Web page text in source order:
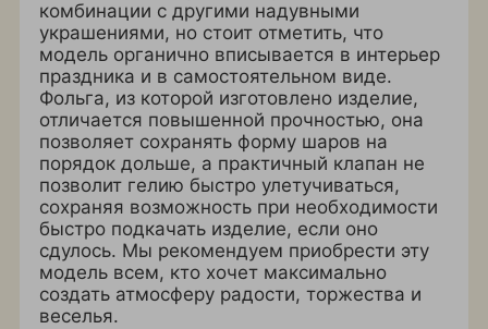
комбинации с другими надувными
украшениями, но стоит отметить, что
модель органично вписывается в интерьер
праздника и в самостоятельном виде.
Фольга, из которой изготовлено изделие,
отличается повышенной прочностью, она
позволяет сохранять форму шаров на
порядок дольше, а практичный клапан не
позволит гелию быстро улетучиваться,
сохраняя возможность при необходимости
быстро подкачать изделие, если оно
сдулось. Мы рекомендуем приобрести эту
модель всем, кто хочет максимально
создать атмосферу радости, торжества и
веселья.